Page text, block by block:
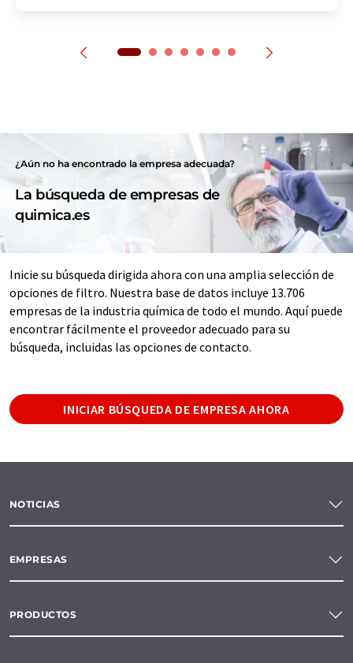
¿Aún no ha encontrado la empresa adecuada?
La búsqueda de empresas de
quimica.es
Inicie su búsqueda dirigida ahora con una amplia selección de
opciones de filtro. Nuestra base de datos incluye 13.706
empresas de la industria química de todo el mundo. Aquí puede
encontrar fácilmente el proveedor adecuado para su
búsqueda, incluidas las opciones de contacto.
INICIAR BÚSQUEDA DE EMPRESA AHORA
NOTICIAS
EMPRESAS
PRODUCTOS